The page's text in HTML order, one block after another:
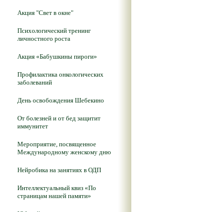
Акция "Свет в окне"
Психологический тренинг
личностного роста
Акция «Бабушкины пироги»
Профилактика онкологических
заболеваний
День освобождения Шебекино
От болезней и от бед защитит
иммунитет
Мероприятие, посвященное
Международному женскому дню
Нейробика на занятиях в ОДП
Интеллектуальный квиз «По
страницам нашей памяти»